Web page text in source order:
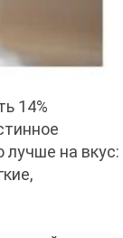
14%
лучше на вкус: